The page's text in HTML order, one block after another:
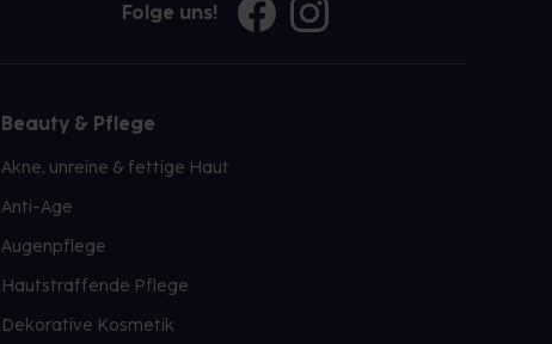
Folge uns!
Beauty & Pflege
Akne, unreine & fettige Haut
Anti-Age
Augenpflege
Hautstraffende Pflege
Dekorative Kosmetik